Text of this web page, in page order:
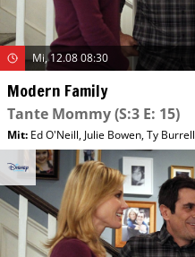
Mi, 12.08 08:30
Modern Family
Tante Mommy(S:3 E: 15)
Mit: Ed O'Neill, Julie Bowen,Ty Burrell